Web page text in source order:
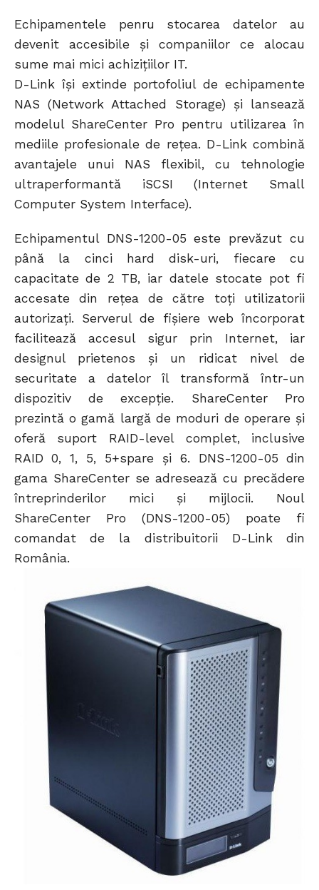
Echipamentele penru stocarea datelor au
devenit accesibile și companiilor ce alocau
sume mai mici achizițiilor IT.
D-Link îşi extinde portofoliul de echipamente
NAS (Network Attached Storage) şi lansează
modelul ShareCenter Pro pentru utilizarea în
mediile profesionale de reţea. D-Link combină
avantajele unui NAS flexibil, cu tehnologie
ultraperformantă iSCSI (Internet Small
Computer System Interface).
Echipamentul DNS-1200-05 este prevăzut cu
până la cinci hard disk-uri, fiecare cu
capacitate de 2 TB, iar datele stocate pot fi
accesate din reţea de către toţi utilizatorii
autorizaţi. Serverul de fişiere web încorporat
facilitează accesul sigur prin Internet, iar
designul prietenos şi un ridicat nivel de
securitate a datelor îl transformă într-un
dispozitiv de excepţie. ShareCenter Pro
prezintă o gamă largă de moduri de operare şi
oferă suport RAID-level complet, inclusive
RAID 0, 1, 5, 5+spare şi 6. DNS-1200-05 din
gama ShareCenter se adresează cu precădere
întreprinderilor mici şi mijlocii. Noul
ShareCenter Pro (DNS-1200-05) poate fi
comandat de la distribuitorii D-Link din
România.